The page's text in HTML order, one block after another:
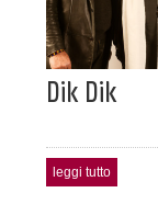
Dik Dik
leggi tutto